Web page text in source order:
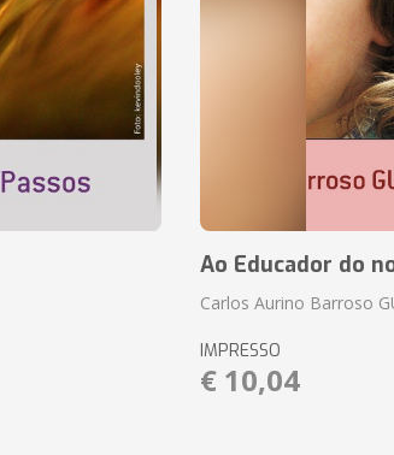
Ao Educador do
Carlos Aurino Barroso
IMPRESSO
€ 10,04